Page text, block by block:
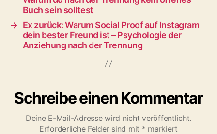
Buch sein solltest
→ Ex zurück: Warum Social Proof auf Instagram
dein bester Freund ist – Psychologie der
Anziehung nach der Trennung
Schreibe einen Kommentar
Deine E-Mail-Adresse wird nicht veröffentlicht.
Erforderliche Felder sind mit * markiert